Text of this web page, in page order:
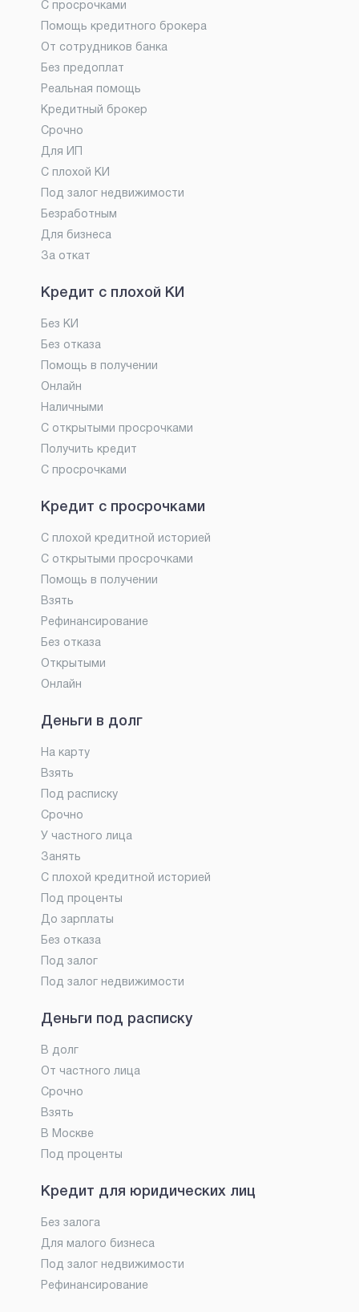
С просрочками
Помощь кредитного брокера
От сотрудников банка
Без предоплат
Реальная помощь
Кредитный брокер
Срочно
Для ИП
С плохой КИ
Под залог недвижимости
Безработным
Для бизнеса
За откат
Кредит с плохой КИ
Без КИ
Без отказа
Помощь в получении
Онлайн
Наличными
С открытыми просрочками
Получить кредит
С просрочками
Кредит с просрочками
С плохой кредитной историей
С открытыми просрочками
Помощь в получении
Взять
Рефинансирование
Без отказа
Открытыми
Онлайн
Деньги в долг
На карту
Взять
Под расписку
Срочно
У частного лица
Занять
С плохой кредитной историей
Под проценты
До зарплаты
Без отказа
Под залог
Под залог недвижимости
Деньги под расписку
В долг
От частного лица
Срочно
Взять
В Москве
Под проценты
Кредит для юридических лиц
Без залога
Для малого бизнеса
Под залог недвижимости
Рефинансирование